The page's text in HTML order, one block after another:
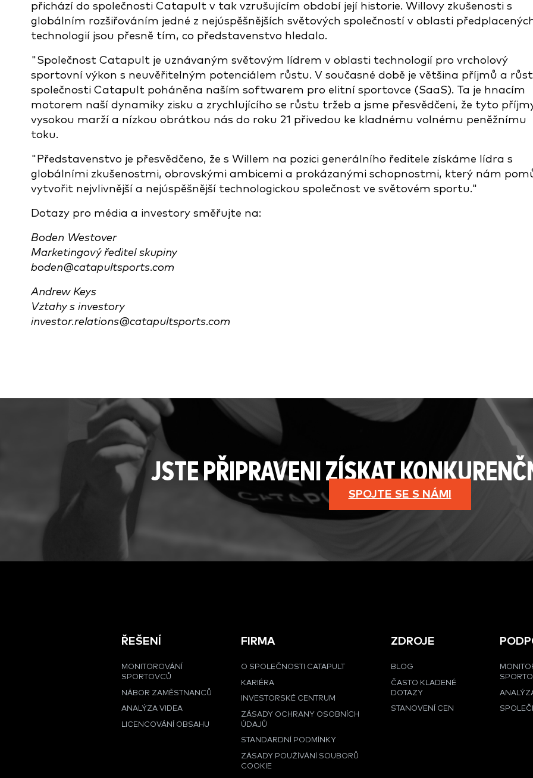
přichází do společnosti Catapult v tak vzrušujícím období její historie. Willovy zkušenosti s
globálním rozšiřováním jedné z nejúspěšnějších světových společností v oblasti
technologií jsou přesně tím, co představenstvo hledalo.
"Společnost Catapult je uznávaným světovým lídrem v oblasti technologií pro vrcholový
sportovní výkon s neuvěřitelným potenciálem růstu. V současné době je většina příjmů a
společnosti Catapult poháněna naším softwarem pro elitní sportovce (SaaS). Ta je hnacím
motorem naší dynamiky zisku a zrychlujícího se růstu tržeb a jsme přesvědčeni, že tyto
vysokou marží a nízkou obrátkou nás do roku 21 přivedou ke kladnému volnému peněžnímu
toku.
"Představenstvo je přesvědčeno, že s Willem na pozici generálního ředitele získáme lídra s
globálními zkušenostmi, obrovskými ambicemi a prokázanými schopnostmi, který nám
vytvořit nejvlivnější a nejúspěšnější technologickou společnost ve světovém sportu."
Dotazy pro média a investory směřujte na:
Boden Westover
Marketingový ředitel skupiny
boden@catapultsports.com
Andrew Keys
Vztahy s investory
investor.relations@catapultsports.com
JSTE PŘIPRAVENI ZÍSKAT
SPOJTE SE S NÁMI
ŘEŠENÍ
MONITOROVÁNÍ
SPORTOVCŮ
NÁBOR ZAMĚSTNANCŮ
ANALÝZA VIDEA
LICENCOVÁNÍ OBSAHU
FIRMA
O SPOLEČNOSTI CATAPULT
KARIÉRA
INVESTORSKÉ CENTRUM
ZÁSADY OCHRANY OSOBNÍCH
ÚDAJŮ
STANDARDNÍ PODMÍNKY
ZÁSADY POUŽÍVÁNÍ SOUBORŮ
COOKIE
ZDROJE
BLOG
ČASTO KLADENÉ
DOTAZY
STANOVENÍ CEN